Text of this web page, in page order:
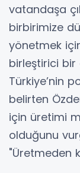
vatandaşa
birbirimize
yönetmek
birleştirici bir
Türkiye’nin
belirten
için üretimi
olduğunu
"Üretmeden